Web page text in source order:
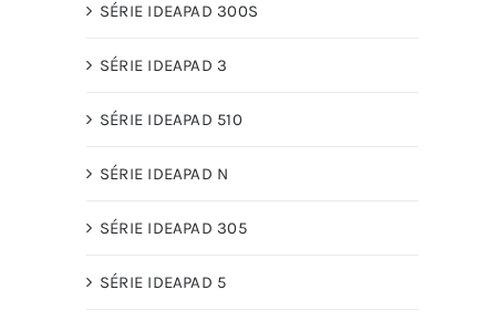
SÉRIE IDEAPAD 300S
SÉRIE IDEAPAD 3
SÉRIE IDEAPAD 510
SÉRIE IDEAPAD N
SÉRIE IDEAPAD 305
SÉRIE IDEAPAD 5